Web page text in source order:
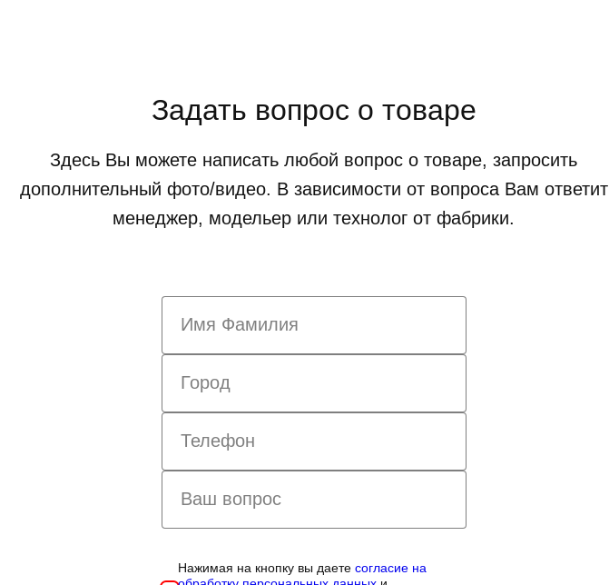
Задать вопрос о товаре
Здесь Вы можете написать любой вопрос о товаре, запросить
дополнительный фото/видео. В зависимости от вопроса Вам ответит
менеджер, модельер или технолог от фабрики.
Нажимая на кнопку вы даетесогласие на